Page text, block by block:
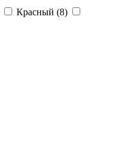
Красный (8)